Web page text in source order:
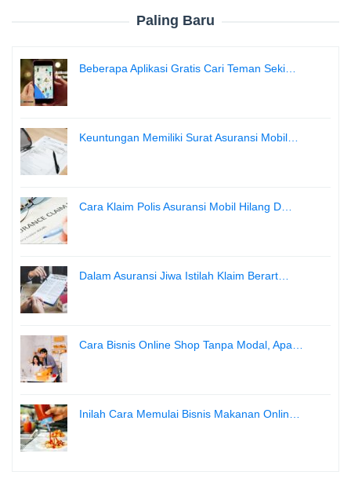
Paling Baru
Beberapa Aplikasi Gratis Cari Teman Seki…
Keuntungan Memiliki Surat Asuransi Mobil…
Cara Klaim Polis Asuransi Mobil Hilang D…
Dalam Asuransi Jiwa Istilah Klaim Berart…
Cara Bisnis Online Shop Tanpa Modal, Apa…
Inilah Cara Memulai Bisnis Makanan Onlin…